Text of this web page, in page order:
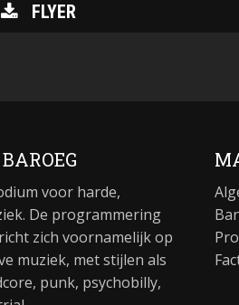
FLYER
voor harde,
De programmering
zich voornamelijk op
muziek, met stijlen als
punk, psychobilly,